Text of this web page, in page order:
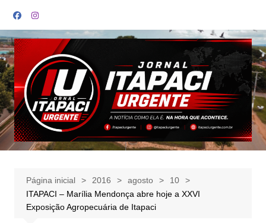
para
o
conteúdo
Página inicial 2016 agosto
10
ITAPACI – Marília Mendonça abre hoje a XXVI
Exposição Agropecuária de Itapaci